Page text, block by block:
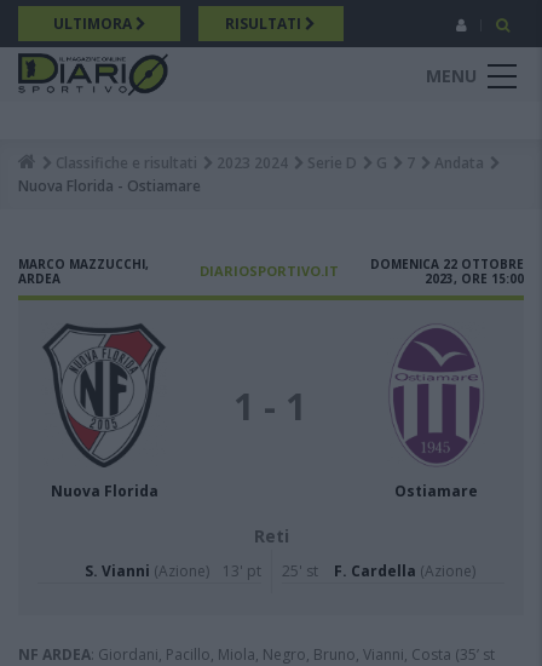
Salta
al
contenuto
principale
ULTIMORA RISULTATI
MENU
Breadcrumb
Classifiche e risultati 2023 2024 Serie D G 7
Andata
Nuova Florida - Ostiamare
MARCO MAZZUCCHI,
ARDEA
DIARIOSPORTIVO.IT
DOMENICA 22 OTTOBRE
2023, ORE 15:00
Nuova Florida
1 - 1
Ostiamare
Reti
S. Vianni (Azione) 13' pt 25' st F. Cardella (Azione)
NF ARDEA: Giordani, Pacillo, Miola, Negro, Bruno, Vianni, Costa (35’ st